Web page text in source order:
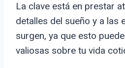
La clave está en prestar
detalles del sueño y a las
surgen, ya que esto
valiosas sobre tu vida